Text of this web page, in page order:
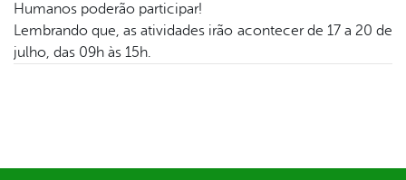
Humanos poderão participar!
Lembrando que, as atividades irão acontecer de 17 a 20 de
julho, das 09h às 15h.